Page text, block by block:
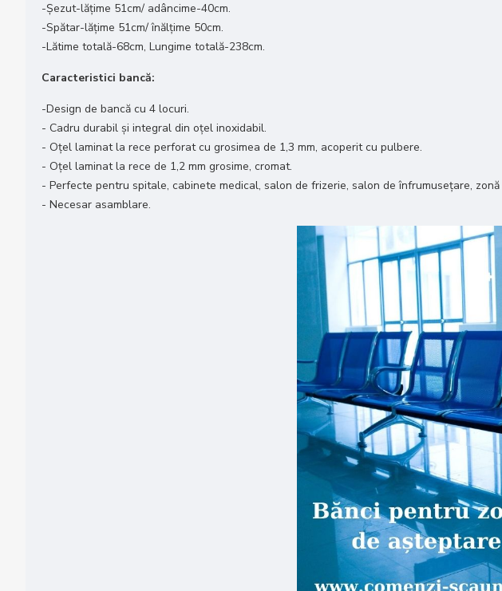
-Șezut-lățime 51cm/ adâncime-40cm.
-Spătar-lățime 51cm/ înălțime 50cm.
-Lătime totală-68cm, Lungime totală-238cm.
Caracteristici bancă:
-Design de bancă cu 4 locuri.
- Cadru durabil și integral din oțel inoxidabil.
- Oțel laminat la rece perforat cu grosimea de 1,3 mm, acoperit cu pulbere.
- Oțel laminat la rece de 1,2 mm grosime, cromat.
- Perfecte pentru spitale, cabinete medical, salon de frizerie, salon de înfrumusețare,
- Necesar asamblare.